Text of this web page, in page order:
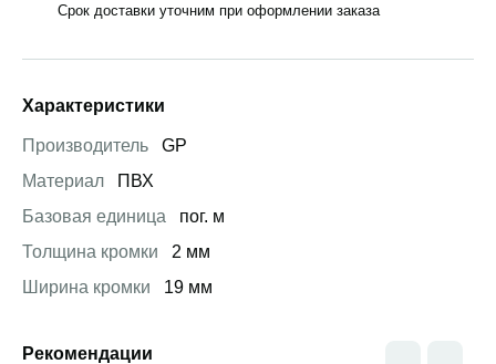
Срок доставки уточним при оформлении заказа
Характеристики
Производитель
GP
Материал
ПВХ
Базовая единица
пог. м
Толщина кромки
2 мм
Ширина кромки
19 мм
Рекомендации